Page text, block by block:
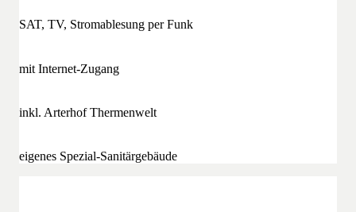
SAT, TV, Stromablesung per Funk
mit Internet-Zugang
inkl. Arterhof Thermenwelt
eigenes Spezial-Sanitärgebäude